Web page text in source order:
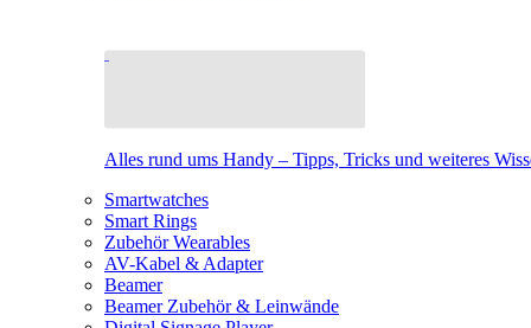
Alles rund ums Handy – Tipps, Tricks und weiteres
Smartwatches
Smart Rings
Zubehör Wearables
AV-Kabel & Adapter
Beamer
Beamer Zubehör & Leinwände